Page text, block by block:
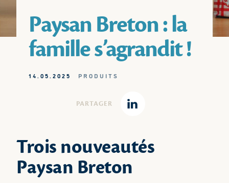
Paysan Breton : la
famille s’agrandit !
14.05.2025 PRODUITS
PARTAGER
Linkedin
Trois nouveautés
Paysan Breton